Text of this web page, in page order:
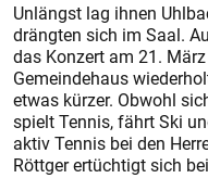
Unlängst lag ihnen
drängten sich im Saal.
das Konzert am 21.
Gemeindehaus
etwas kürzer. Obwohl
spielt Tennis, fährt Ski
aktiv Tennis bei den
Röttger ertüchtigt sich